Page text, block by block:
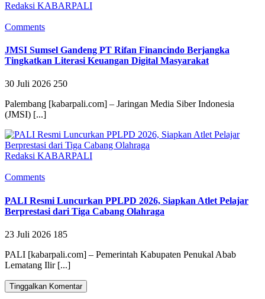
Redaksi KABARPALI
Comments
JMSI Sumsel Gandeng PT Rifan Financindo Berjangka
Tingkatkan Literasi Keuangan Digital Masyarakat
30 Juli 2026 250
Palembang [kabarpali.com] – Jaringan Media Siber Indonesia
(JMSI) [...]
Redaksi KABARPALI
Comments
PALI Resmi Luncurkan PPLPD 2026, Siapkan Atlet Pelajar
Berprestasi dari Tiga Cabang Olahraga
23 Juli 2026 185
PALI [kabarpali.com] – Pemerintah Kabupaten Penukal Abab
Lematang Ilir [...]
Tinggalkan Komentar